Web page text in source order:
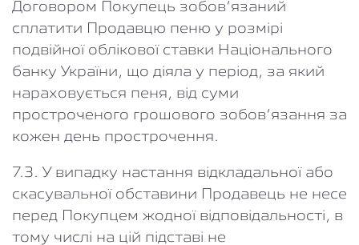
Договором Покупець зобов’язаний
сплатити Продавцю пеню у розмірі
подвійної облікової ставки Національного
банку України, що діяла у період, за який
нараховується пеня, від суми
простроченого грошового зобов’язання за
кожен день прострочення.
7.3. У випадку настання відкладальної або
скасувальної обставини Продавець не несе
перед Покупцем жодної відповідальності, в
тому числі на цій підставі не